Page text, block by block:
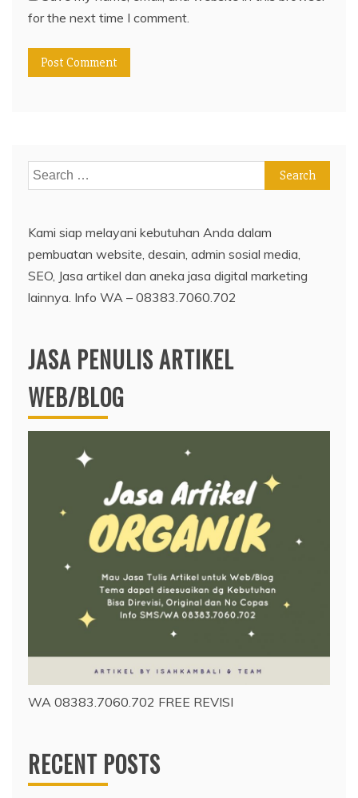
for the next time I comment.
Search
for:
Kami siap melayani kebutuhan Anda dalam
pembuatan website, desain, admin sosial media,
SEO, Jasa artikel dan aneka jasa digital marketing
lainnya. Info WA – 08383.7060.702
JASA PENULIS ARTIKEL
WEB/BLOG
WA 08383.7060.702 FREE REVISI
RECENT POSTS